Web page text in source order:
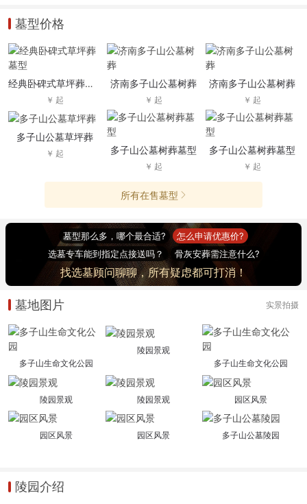
墓型价格
经典卧碑式草坪葬墓型 济南多子山公墓树葬 济南多子山公墓树葬
多子山公墓草坪葬
多子山公墓树葬墓型
多子山公墓树葬墓型
所有在售墓型
墓型那么多，哪个最合适?
怎么申请优惠价?
选墓专车能到指定点接送吗？
骨灰安葬需注意什么?
找选墓顾问聊聊，所有疑虑都可打消！
墓地图片 实景拍摄
多子山生命文化公园
陵园景观
多子山生命文化公园
陵园景观 陵园景观 园区风景
园区风景 园区风景 多子山公墓陵园
陵园介绍